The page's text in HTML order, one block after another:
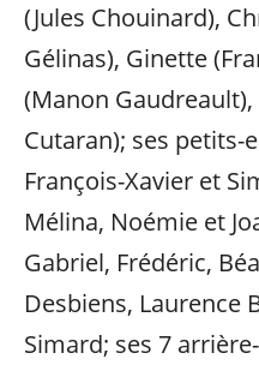
(Jules Chouinard),
Gélinas), Ginette
(Manon
Cutaran); ses petits-
François-Xavier et
Mélina, Noémie et
Gabriel, Frédéric,
Desbiens, Laurence
Simard; ses 7